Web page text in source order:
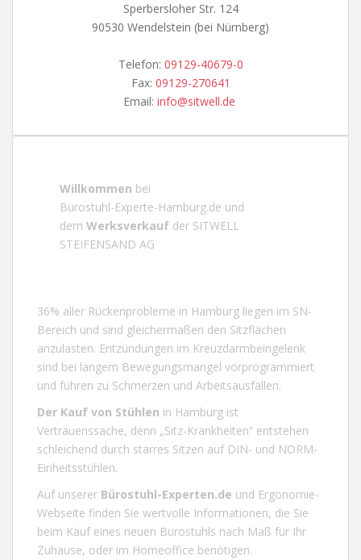
Sperbersloher Str. 124
90530 Wendelstein (bei Nürnberg)
Telefon: 09129-40679-0
Fax: 09129-270641
Email: info@sitwell.de
Willkommen bei
Bürostuhl-Experte-Hamburg.de und
dem Werksverkauf der SITWELL
STEIFENSAND AG
36% aller Rückenprobleme in Hamburg liegen im SN-
Bereich und sind gleichermaßen den Sitzflächen
anzulasten. Entzündungen im Kreuzdarmbeingelenk
sind bei langem Bewegungsmangel vorprogrammiert
und führen zu Schmerzen und Arbeitsausfällen.
Der Kauf von Stühlen in Hamburg ist
Vertrauenssache, denn „Sitz-Krankheiten“ entstehen
schleichend durch starres Sitzen auf DIN- und NORM-
Einheitsstühlen.
Auf unserer Bürostuhl-Experten.de und Ergonomie-
Webseite finden Sie wertvolle Informationen, die Sie
beim Kauf eines neuen Bürostuhls nach Maß für Ihr
Zuhause, oder im Homeoffice benötigen.